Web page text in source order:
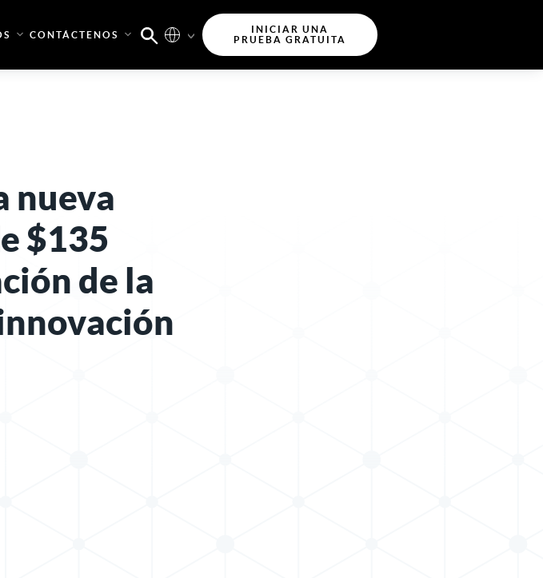
CONTÁCTENOS
INICIAR UNA
PRUEBA GRATUITA
nueva
$135
de la